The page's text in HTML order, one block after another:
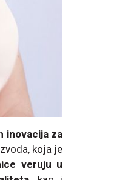
inovacija za
koja je
veruju u